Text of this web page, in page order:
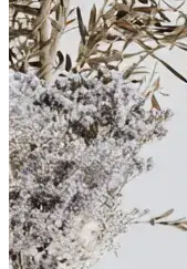
pomoc
od
lidí,
kteří
repricing
znají
do
hloubky.
Pricing
strategie